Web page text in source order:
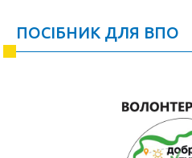
ПОСІБНИК ДЛЯ ВПО